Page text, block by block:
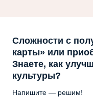
Сложности с
карты» или
Знаете, как
культуры?
Напишите — решим!